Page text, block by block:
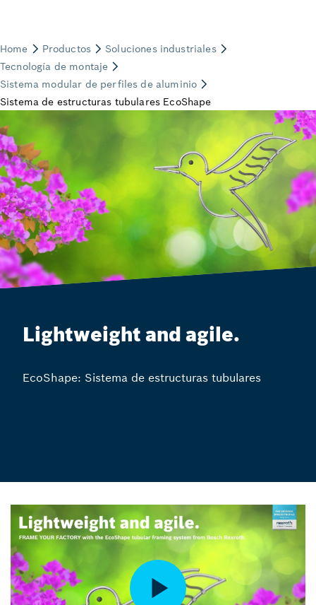
Lightweight and agile.
EcoShape: Sistema de estructuras tubulares